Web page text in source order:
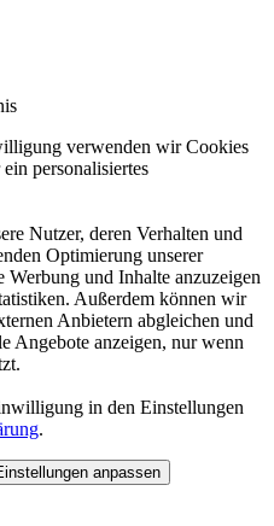
verwenden wir Cookies
personalisiertes
Nutzer, deren Verhalten und
Optimierung unserer
Werbung und Inhalte anzuzeigen
Außerdem können wir
Anbietern abgleichen und
Angebote anzeigen, nur wenn
in den Einstellungen
.
anpassen